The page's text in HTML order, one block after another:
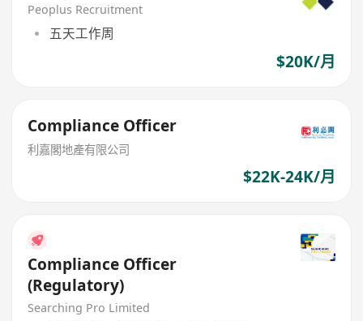
Peoplus Recruitment
五天工作周
$20K/月
Compliance Officer
利嘉閣地產有限公司
$22K-24K/月
Compliance Officer
(Regulatory)
Searching Pro Limited